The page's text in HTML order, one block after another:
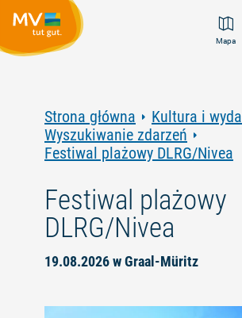
Przejdź
Przejdź
Przejdź
Przejdź
Mapa
Strona główna
Kultura i
Wyszukiwanie zdarzeń
Festiwal plażowy DLRG/Nivea
Festiwal plażowy
DLRG/Nivea
19.08.2026 w Graal-Müritz